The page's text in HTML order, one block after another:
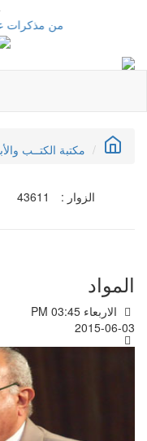
من مذكرات عمر
مكتبة الكتــب
الزوار : 43611
المواد
الاربعاء PM 03:45
2015-06-03